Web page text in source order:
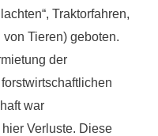
Traktorfahren,
Tieren) geboten.
der
war
Verluste. Diese